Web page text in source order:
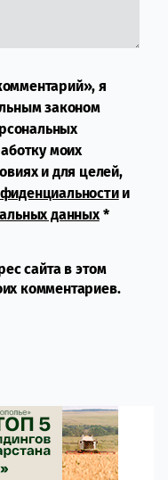
я
законом
моих
и для целей,
и
данных*
сайта в этом
комментариев.